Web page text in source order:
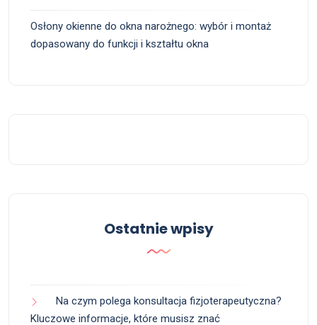
Osłony okienne do okna narożnego: wybór i montaż
dopasowany do funkcji i kształtu okna
Ostatnie wpisy
Na czym polega konsultacja fizjoterapeutyczna?
Kluczowe informacje, które musisz znać